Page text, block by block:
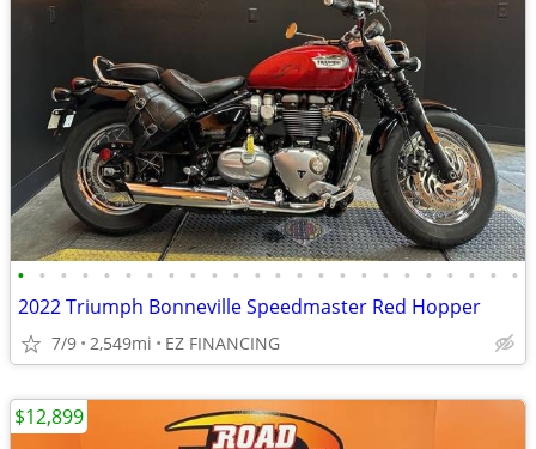
• • • • • • • • • • • • • • • • • • • • • • • •
2022 Triumph Bonneville Speedmaster Red Hopper
7/9 2,549mi EZ FINANCING
$12,899